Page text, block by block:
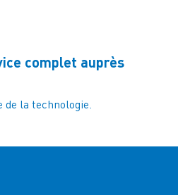
complet auprès
la technologie.